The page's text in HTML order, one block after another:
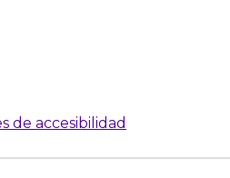
de accesibilidad